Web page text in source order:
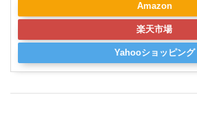
Amazon
楽天市場
Yahooショッピング